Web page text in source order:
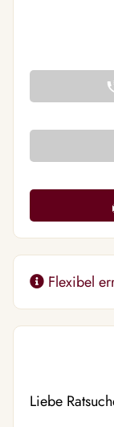
Flexibel
Liebe